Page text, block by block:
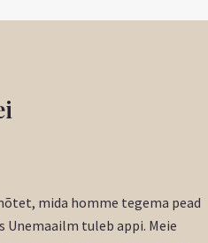
mida homme tegema pead
Unemaailm tuleb appi. Meie